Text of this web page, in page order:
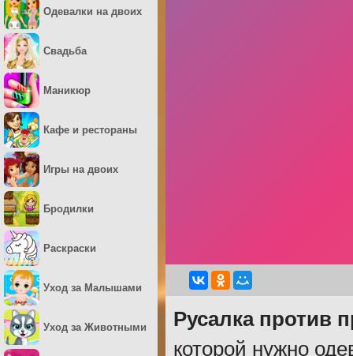
Русалка против
которой нужно
Одевалки на двоих
Свадьба
Маникюр
Кафе и рестораны
Игры на двоих
Бродилки
Раскраски
Уход за Малышами
Уход за Животными